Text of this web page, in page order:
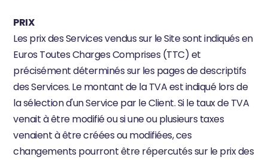
PRIX
Les prix des Services vendus sur le Site sont indiqués en
Euros Toutes Charges Comprises (TTC) et
précisément déterminés sur les pages de descriptifs
des Services. Le montant de la TVA est indiqué lors de
la sélection d'un Service par le Client. Si le taux de TVA
venait à être modifié ou si une ou plusieurs taxes
venaient à être créées ou modifiées, ces
changements pourront être répercutés sur le prix des